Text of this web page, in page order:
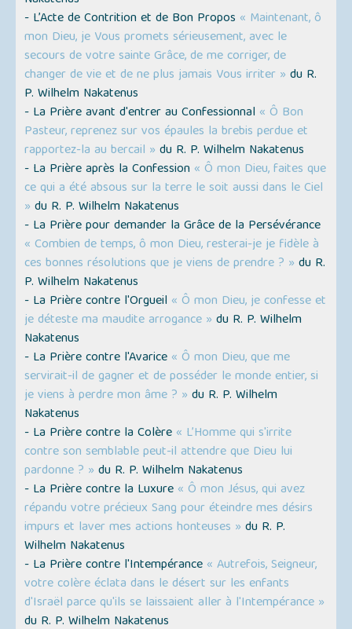
- L’Acte de Contrition et de Bon Propos « Maintenant, ô
mon Dieu, je Vous promets sérieusement, avec le
secours de votre sainte Grâce, de me corriger, de
changer de vie et de ne plus jamais Vous irriter » du R.
P. Wilhelm Nakatenus
- La Prière avant d'entrer au Confessionnal « Ô Bon
Pasteur, reprenez sur vos épaules la brebis perdue et
rapportez-la au bercail » du R. P. Wilhelm Nakatenus
- La Prière après la Confession « Ô mon Dieu, faites que
ce qui a été absous sur la terre le soit aussi dans le Ciel
» du R. P. Wilhelm Nakatenus
- La Prière pour demander la Grâce de la Persévérance
« Combien de temps, ô mon Dieu, resterai-je je fidèle à
ces bonnes résolutions que je viens de prendre ? » du R.
P. Wilhelm Nakatenus
- La Prière contre l'Orgueil « Ô mon Dieu, je confesse et
je déteste ma maudite arrogance » du R. P. Wilhelm
Nakatenus
- La Prière contre l'Avarice « Ô mon Dieu, que me
servirait-il de gagner et de posséder le monde entier, si
je viens à perdre mon âme ? » du R. P. Wilhelm
Nakatenus
- La Prière contre la Colère « L’Homme qui s'irrite
contre son semblable peut-il attendre que Dieu lui
pardonne ? » du R. P. Wilhelm Nakatenus
- La Prière contre la Luxure « Ô mon Jésus, qui avez
répandu votre précieux Sang pour éteindre mes désirs
impurs et laver mes actions honteuses » du R. P.
Wilhelm Nakatenus
- La Prière contre l'Intempérance « Autrefois, Seigneur,
votre colère éclata dans le désert sur les enfants
d'Israël parce qu'ils se laissaient aller à l'Intempérance »
du R. P. Wilhelm Nakatenus